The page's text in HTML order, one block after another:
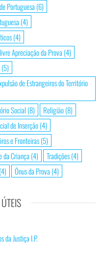
Portuguesa (6)
(4)
(4)
Apreciação da Prova (4)
(5)
de Estrangeiros do Território
Social (8) Religião(8)
de Inserção(4)
e Fronteiras(5)
da Criança (4) Tradições(4)
(4) Ónus da Prova (4)
da Justiça I.P.